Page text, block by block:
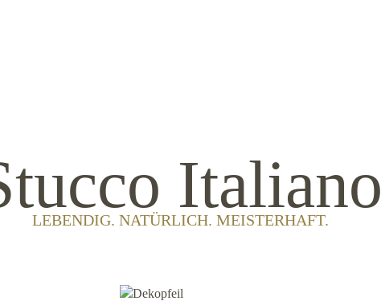
Italiano
LEBENDIG. NATÜRLICH. MEISTERHAFT.